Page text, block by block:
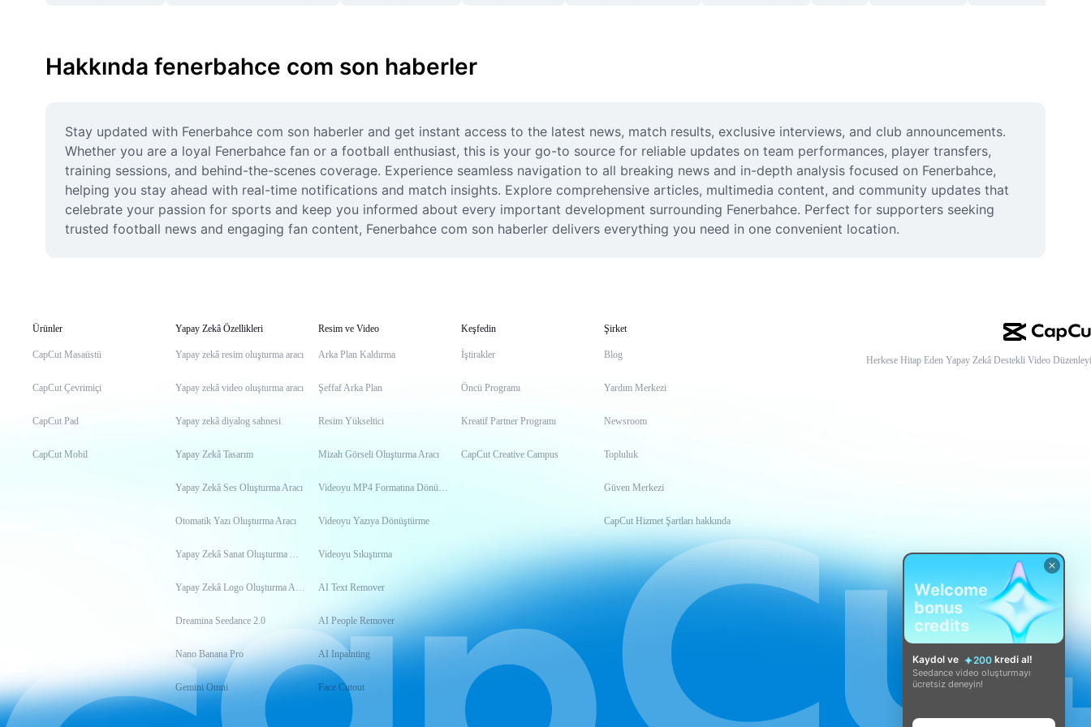
Hakkında fenerbahce com son haberler
Stay updated with Fenerbahce com son haberler and get instant access to the latest news, match results, exclusive interviews, and club announcements.
Whether you are a loyal Fenerbahce fan or a football enthusiast, this is your go-to source for reliable updates on team performances, player transfers,
training sessions, and behind-the-scenes coverage. Experience seamless navigation to all breaking news and in-depth analysis focused on Fenerbahce,
helping you stay ahead with real-time notifications and match insights. Explore comprehensive articles, multimedia content, and community updates that
celebrate your passion for sports and keep you informed about every important development surrounding Fenerbahce. Perfect for supporters seeking
trusted football news and engaging fan content, Fenerbahce com son haberler delivers everything you need in one convenient location.
Ürünler
CapCut Masaüstü
CapCut Çevrimiçi
CapCut Pad
CapCut Mobil
Yapay Zekâ Özellikleri
Yapay zekâ resim oluşturma aracı
Yapay zekâ video oluşturma aracı
Yapay zekâ diyalog sahnesi
Yapay Zekâ Tasarım
Yapay Zekâ Ses Oluşturma Aracı
Otomatik Yazı Oluşturma Aracı
Yapay Zekâ Sanat Oluşturma Aracı
Yapay Zekâ Logo Oluşturma Aracı
Dreamina Seedance 2.0
Nano Banana Pro
Gemini Omni
Resim ve Video
Arka Plan Kaldırma
Şeffaf Arka Plan
Resim Yükseltici
Mizah Görseli Oluşturma Aracı
Videoyu MP4 Formatına Dönüştürme
Videoyu Yazıya Dönüştürme
Videoyu Sıkıştırma
AI Text Remover
AI People Remover
AI Inpainting
Face Cutout
Keşfedin
İştirakler
Öncü Programı
Kreatif Partner Programı
CapCut Creative Campus
Şirket
Blog
Yardım Merkezi
Newsroom
Topluluk
Güven Merkezi
CapCut Hizmet Şartları hakkında
Herkese Hitap Eden Yapay Zekâ Destekli Video
Welcome
bonus
credits
Kaydol ve 200 kredi al!
Seedance video oluşturmayı
ücretsiz deneyin!